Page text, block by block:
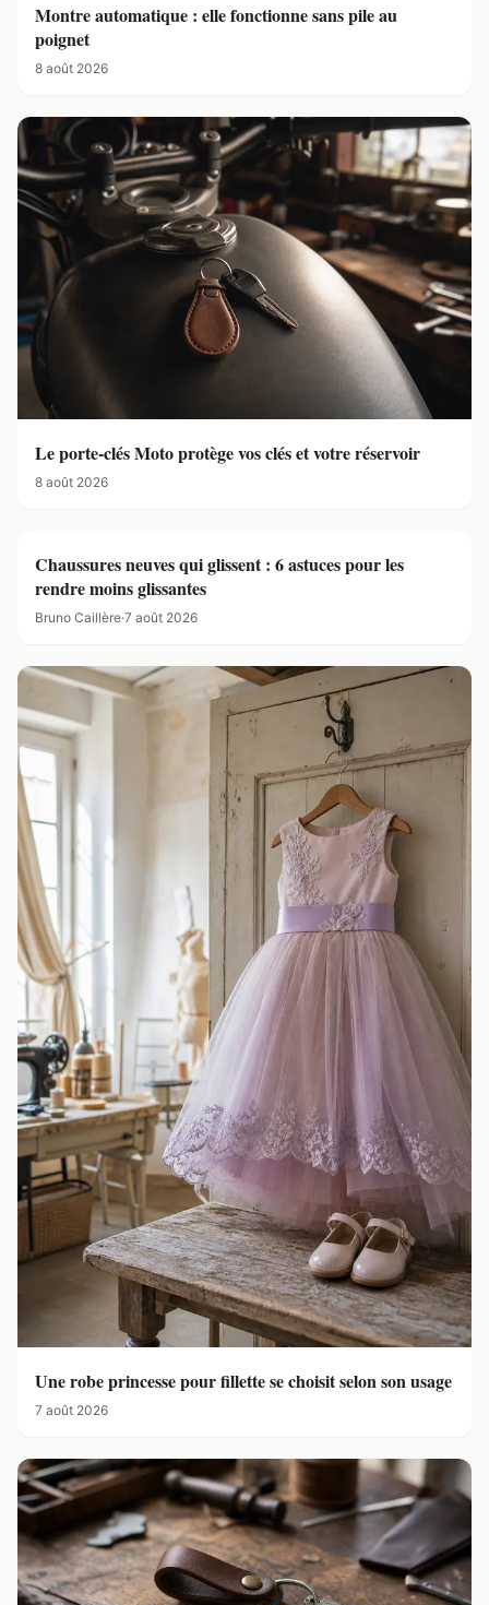
Montre automatique : elle fonctionne sans pile au
poignet
8 août 2026
Le porte-clés Moto protège vos clés et votre réservoir
8 août 2026
Chaussures neuves qui glissent : 6 astuces pour les
rendre moins glissantes
Bruno Caillère·7 août 2026
Une robe princesse pour fillette se choisit selon son usage
7 août 2026